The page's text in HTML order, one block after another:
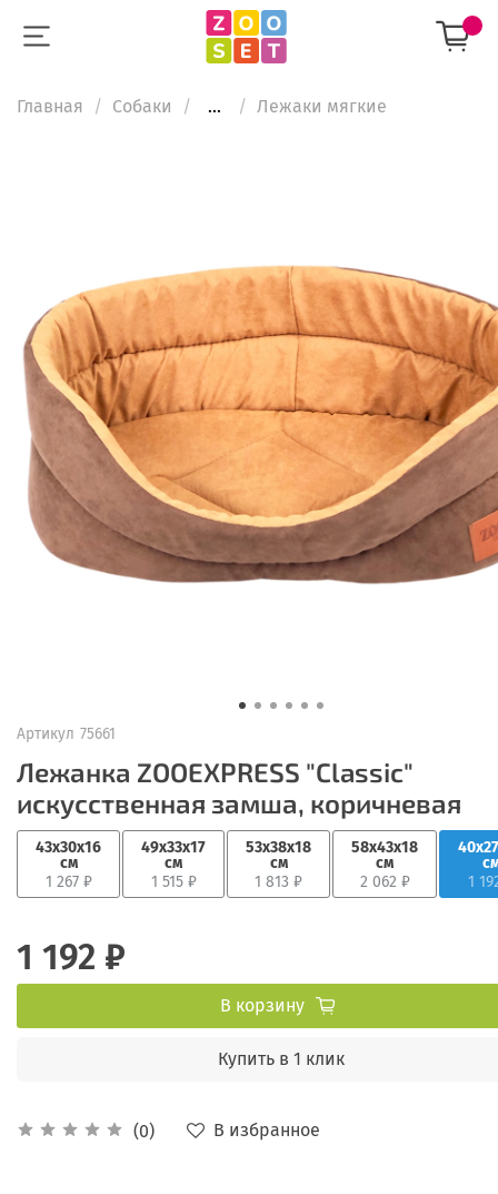
Главная Собаки ... Лежаки мягкие
Артикул 75661
Лежанка ZOOEXPRESS "Classic"
искусственная замша, коричневая
(0) В избранное
43х30х16
см
1 267 ₽
49х33х17
см
1 515 ₽
53х38х18
см
1 813 ₽
58х43х18
см
2 062 ₽
1
1 192 ₽
В корзину
Купить в 1 клик